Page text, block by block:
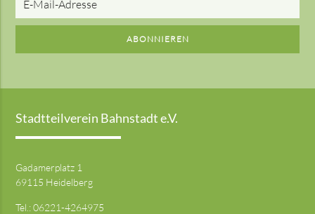
Adresse
ABONNIEREN
Stadtteilverein Bahnstadt e.V.
Gadamerplatz 1
69115 Heidelberg
Tel.:06221-4264975